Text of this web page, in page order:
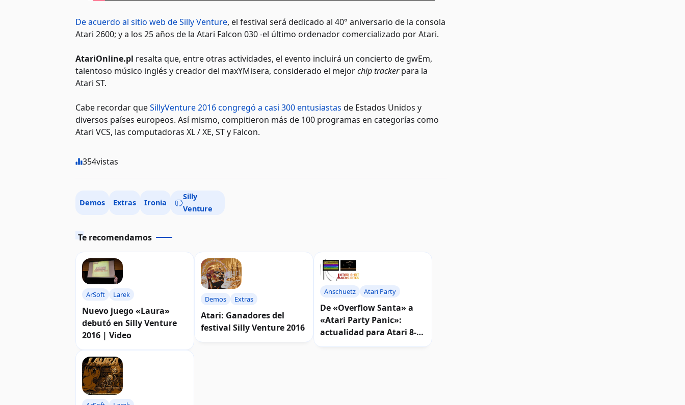
De acuerdo al sitio web de Silly Venture, el festival será dedicado al 40° aniversario de la consola
Atari 2600; y a los 25 años de la Atari Falcon 030 -el último ordenador comercializado por Atari.
AtariOnline.pl resalta que, entre otras actividades, el evento incluirá un concierto de gwEm,
talentoso músico inglés y creador del maxYMisera, considerado el mejorchip trackerpara la
Atari ST.
Cabe recordar queSillyVenture 2016 congregó a casi 300 entusiastas de Estados Unidos y
diversos países europeos. Así mismo, compitieron más de 100 programas en categorías como
Atari VCS, las computadoras XL / XE, ST y Falcon.
354vistas
Demos Extras Ironia
Silly
Venture
Te recomendamos
ArSoft Larek
Nuevo juego «Laura»
debutó en Silly Venture
2016 | Video
Demos Extras
Atari: Ganadores del
festival Silly Venture 2016
Anschuetz Atari Party
De «Overflow Santa» a
«Atari Party Panic»:
actualidad para Atari 8-